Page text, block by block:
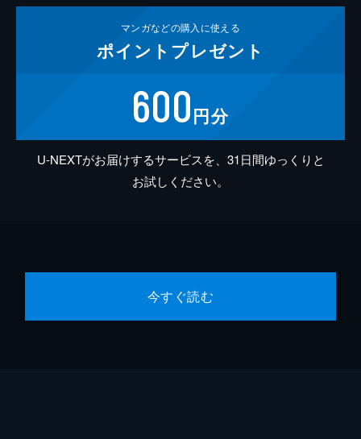
マンガなどの購入に使える
ポイント プレゼント
600円分
U-NEXTがお届けするサービスを、31日間ゆっくりと
お試しください。
今すぐ読む